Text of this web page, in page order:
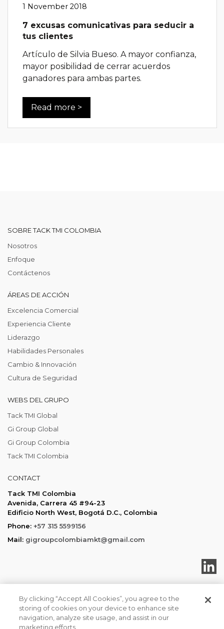
1 November 2018
7 excusas comunicativas para seducir a
tus clientes
Artículo de Silvia Bueso. A mayor confianza,
mayor posibilidad de cerrar acuerdos
ganadores para ambas partes.
Read more >
SOBRE TACK TMI COLOMBIA
Nosotros
Enfoque
Contáctenos
ÁREAS DE ACCIÓN
Excelencia Comercial
Experiencia Cliente
Liderazgo
Habilidades Personales
Cambio & Innovación
Cultura de Seguridad
WEBS DEL GRUPO
Tack TMI Global
Gi Group Global
Gi Group Colombia
Tack TMI Colombia
CONTACT
Tack TMI Colombia
Avenida, Carrera 45 #94-23
Edificio North West, Bogotá D.C., Colombia
Phone: +57 315 5599156
Mail: gigroupcolombiamkt@gmail.com
Tack TMI COPYRIGHT 2026. ALL RIGHTS RESERVED
Política de privacidad
By clicking “Accept All Cookies”, you agree to the
storing of cookies on your device to enhance site
navigation, analyze site usage, and assist in our
marketing efforts.